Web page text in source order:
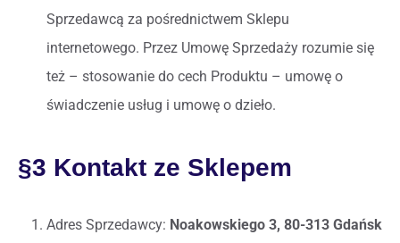
Sprzedawcą za pośrednictwem Sklepu
internetowego. Przez Umowę Sprzedaży rozumie się
też – stosowanie do cech Produktu – umowę o
świadczenie usług i umowę o dzieło.
§3 Kontakt ze Sklepem
Adres Sprzedawcy: Noakowskiego 3, 80-313 Gdańsk